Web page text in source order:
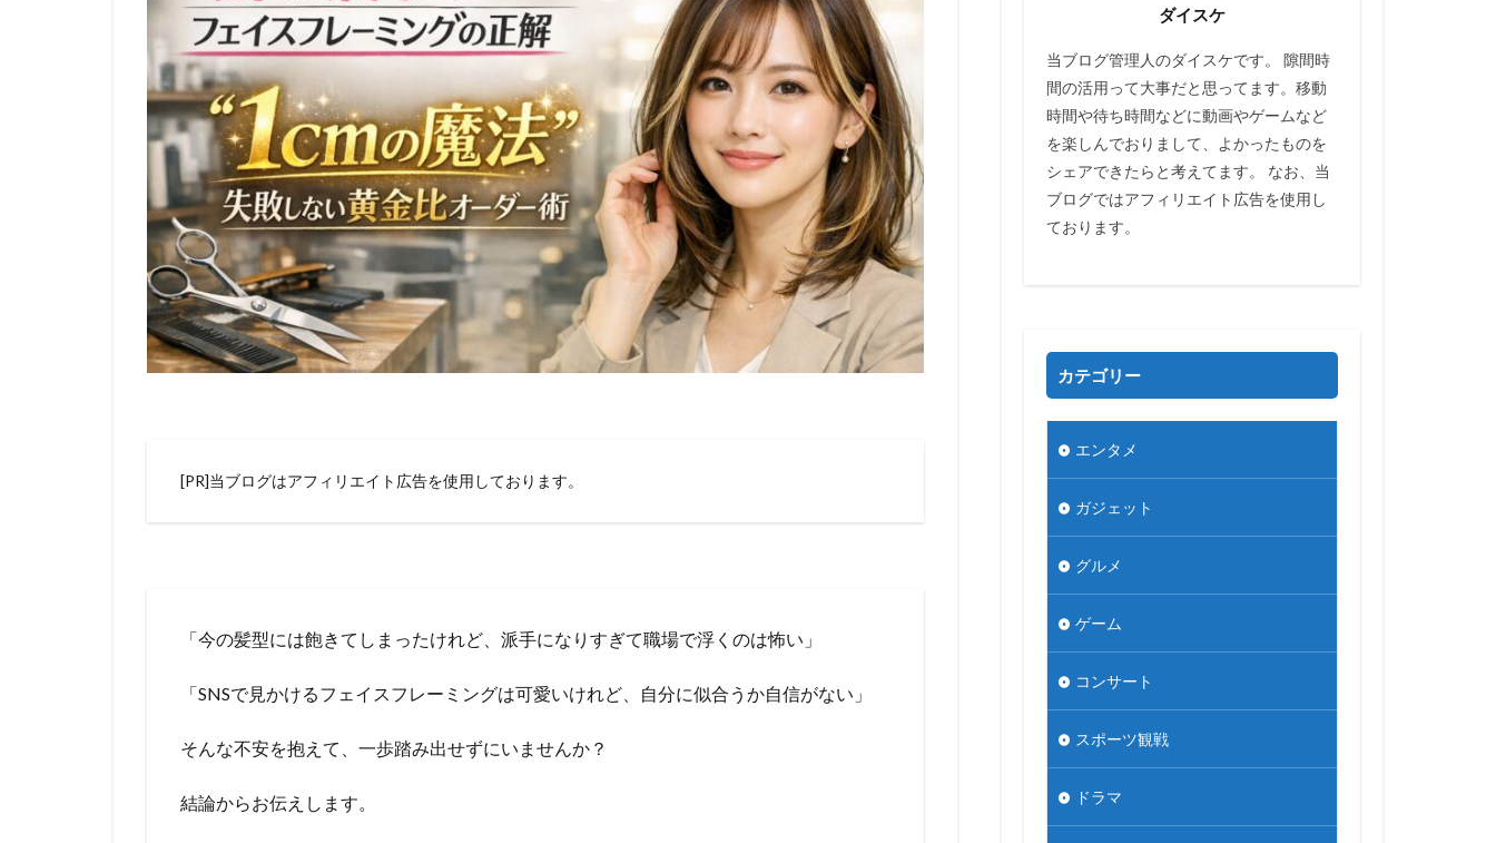
[PR]当ブログはアフィリエイト広告を使用しております。
「今の髪型には飽きてしまったけれど、派手になりすぎて職場で浮くのは怖い」
「SNSで見かけるフェイスフレーミングは可愛いけれど、自分に似合うか自信がない」
そんな不安を抱えて、一歩踏み出せずにいませんか？
結論からお伝えします。
ダイスケ
当ブログ管理人のダイスケです。 隙間時
間の活用って大事だと思ってます。移動
時間や待ち時間などに動画やゲームなど
を楽しんでおりまして、よかったものを
シェアできたらと考えてます。 なお、当
ブログではアフィリエイト広告を使用し
ております。
カテゴリー
エンタメ
ガジェット
グルメ
ゲーム
コンサート
スポーツ観戦
ドラマ